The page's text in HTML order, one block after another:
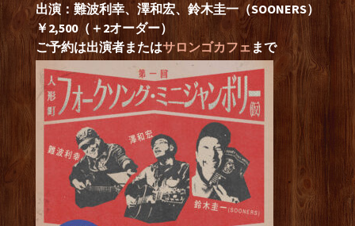
出演：難波利幸、澤和宏、鈴木圭一（SOONERS）
￥2,500（＋2オーダー）
ご予約は出演者またはサロンゴカフェまで